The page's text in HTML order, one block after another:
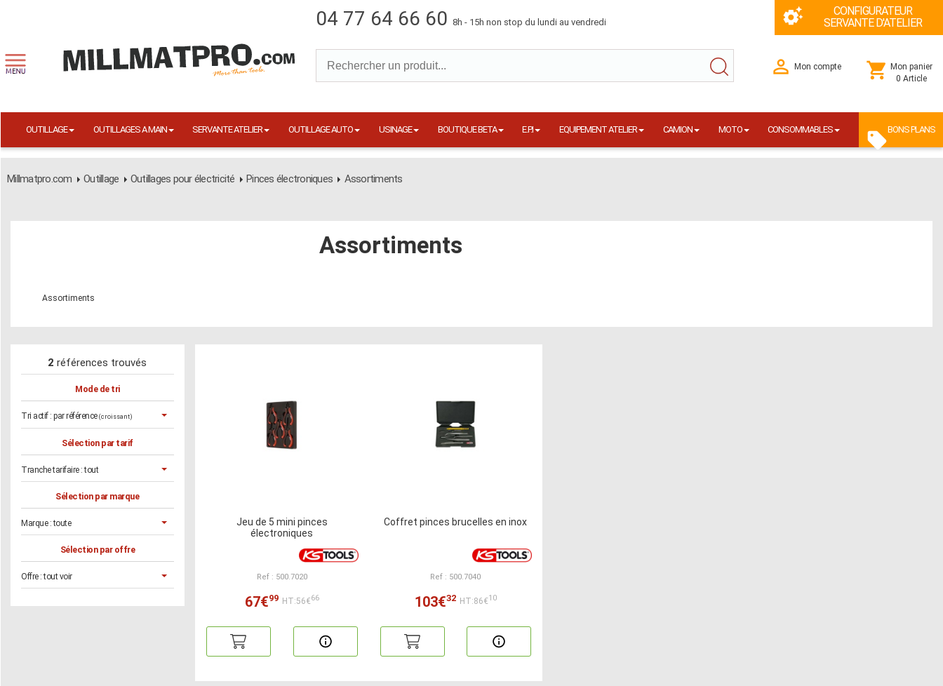
04 77 64 66 60 8h - 15h non stop du lundi au vendredi
CONFIGURATEUR
SERVANTE D'ATELIER
Mon compte
Mon panier
0 Article
OUTILLAGE OUTILLAGES A MAIN SERVANTE ATELIER OUTILLAGE AUTO USINAGE BOUTIQUE BETA E.P.I EQUIPEMENT ATELIER CAMION MOTO CONSOMMABLES BONS PLANS
Millmatpro.com Outillage Outillages pour électricité Pinces électroniques Assortiments
Assortiments
Assortiments
2 références trouvés
Mode de tri
Tri actif : par référence (croissant)
Sélection par tarif
Tranche tarifaire :tout
Sélection par marque
Marque :toute
Sélection par offre
Offre :tout voir
Jeu de 5 mini pinces
électroniques
Ref : 500.7020
67€99 HT:56€66
Coffret pinces brucelles en inox
Ref : 500.7040
103€32 HT:86€10